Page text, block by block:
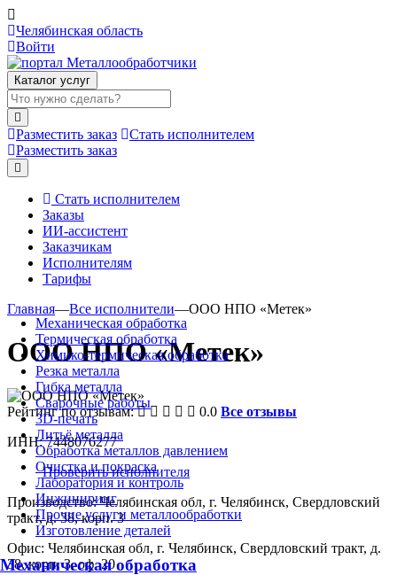
Челябинская область
Войти
Каталог услуг
Разместить заказ
Стать исполнителем
Разместить заказ
Стать исполнителем
Заказы
ИИ-ассистент
Заказчикам
Исполнителям
Тарифы
Механическая обработка
Термическая обработка
Химико-термическая обработка
Резка металла
Гибка металла
Сварочные работы
3D-печать
Литьё металла
Обработка металлов давлением
Очистка и покраска
Лаборатория и контроль
Инжиниринг
Прочие услуги металлообработки
Изготовление деталей
Механическая обработка
Главная—Все исполнители—ООО НПО «Метек»
ООО НПО «Метек»
Рейтинг по отзывам: 0.0 Все отзывы
ИНН: 7448076277
Проверить исполнителя
Производство: Челябинская обл, г. Челябинск, Свердловский
тракт, д. 38, корп. 3
Офис: Челябинская обл, г. Челябинск, Свердловский тракт, д.
38, корп. 3, оф. 20